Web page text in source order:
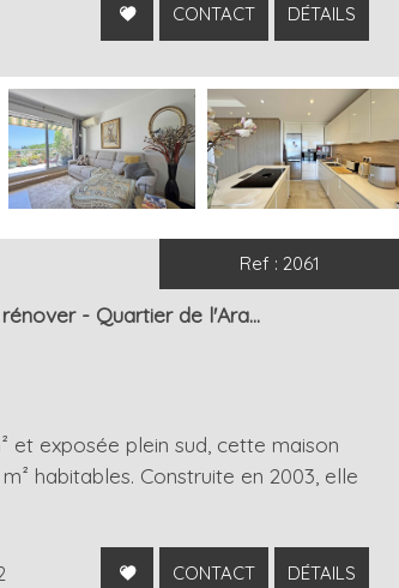
CONTACT DÉTAILS
Ref : 2061
- Quartier de l'Ara...
et exposée plein sud, cette maison
habitables. Construite en 2003, elle
CONTACT DÉTAILS